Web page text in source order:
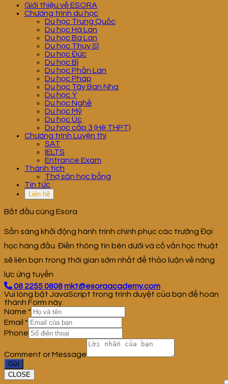
Giới thiệu về ESORA
Chương trình du học
Du học Trung Quốc
Du học Hà Lan
Du học Ba Lan
Du học Thụy Sĩ
Du học Đức
Du học Bỉ
Du học Phần Lan
Du học Pháp
Du học Tây Ban Nha
Du học Ý
Du học Nghề
Du học Mỹ
Du học Úc
Du học cấp 3 (Hệ THPT)
Chương trình Luyện thi
SAT
IELTS
Entrance Exam
Thành tích
Thợ săn học bổng
Tin tức
Liên hệ
Bắt đầu cùng Esora
Sẵn sàng khởi động hành trình chinh phục các trường Đại
học hàng đầu. Điền thông tin bên dưới và cố vấn học thuật
sẽ liên bạn trong thời gian sớm nhất để thảo luận về năng
lực ứng tuyển
08 2255 0808mkt@esoraacademy.com
Vui lòng bật JavaScript trong trình duyệt của bạn để hoàn
thành Form này.
Name *
Email *
Phone
Comment or Message
Gửi
CLOSE